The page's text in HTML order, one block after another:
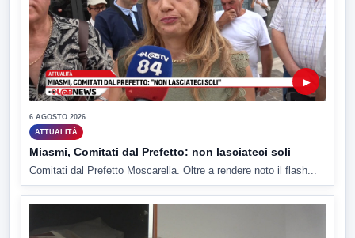
▶
6 AGOSTO 2026
ATTUALITÀ
Miasmi, Comitati dal Prefetto: non lasciateci soli
Comitati dal Prefetto Moscarella. Oltre a rendere noto il flash...